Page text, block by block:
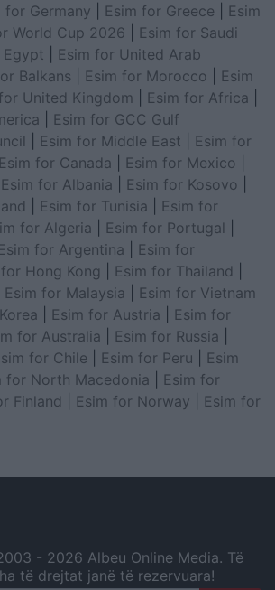
for Germany Esim for Greece
Esim
World Cup 2026
Esim for Saudi
Egypt
Esim for United Arab
Balkans Esim for Morocco
Esim
United Kingdom Esim for Africa
Esim for GCC Gulf
Esim for Middle East
Esim for
Esim for Canada Esim for Mexico
Esim for Albania Esim for Kosovo
Esim for Tunisia
Esim for
for Algeria Esim for Portugal
Esim for Argentina
Esim for
Hong Kong Esim for Thailand
Esim for Malaysia
Esim for Vietnam
Esim for Austria
Esim for
for Australia Esim for Russia
for Chile Esim for Peru
Esim
for North Macedonia
Esim for
Finland Esim for Norway
Esim for
- 2026 Albeu Online Media. Të
të drejtat janë të rezervuara!